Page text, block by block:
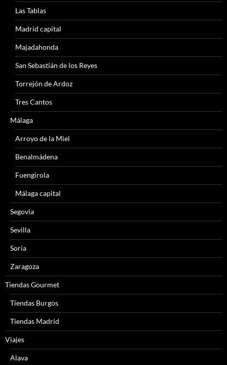
Las Tablas
Madrid capital
Majadahonda
San Sebastián de los Reyes
Torrejón de Ardoz
Tres Cantos
Málaga
Arroyo de la Miel
Benalmádena
Fuengirola
Málaga capital
Segovia
Sevilla
Soria
Zaragoza
Tiendas Gourmet
Tiendas Burgos
Tiendas Madrid
Viajes
Alava